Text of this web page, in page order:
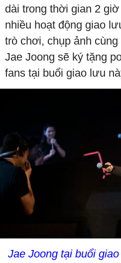
dài trong thời gian 2
nhiều hoạt động giao
trò chơi, chụp ảnh
Jae Joong sẽ ký tặng
fans tại buổi giao lưu
Jae Joong tại buổi